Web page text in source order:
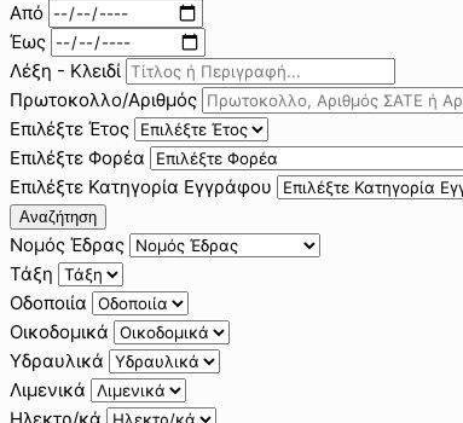
Από
Έως
Λέξη - Κλειδί
Πρωτοκολλο/Αριθμός
Επιλέξτε Έτος
Επιλέξτε Φορέα
Επιλέξτε Κατηγορία Εγγράφου
Αναζήτηση
Νομός Έδρας
Τάξη
Οδοποιία
Οικοδομικά
Υδραυλικά
Λιμενικά